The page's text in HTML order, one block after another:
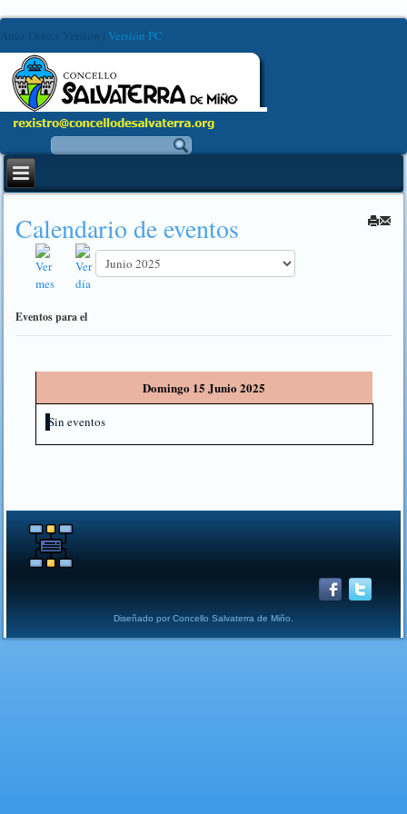
Auto-Detect Version Versión PC
Calendario de eventos
Eventos para el
Domingo 15 Junio 2025
Sin eventos
Diseñado por Concello Salvaterra de Miño.